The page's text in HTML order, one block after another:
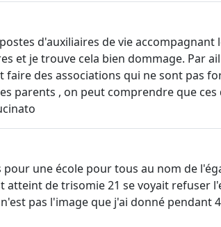
d'auxiliaires de vie accompagnant
et je trouve cela bien dommage. Par
des associations qui ne sont pas
parents , on peut comprendre que
une école pour tous au nom de
de trisomie 21 se voyait
pas l'image que j'ai donné pendant